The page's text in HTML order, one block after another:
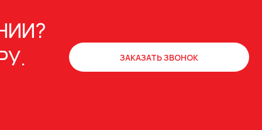
ЗАКАЗАТЬ ЗВОНОК